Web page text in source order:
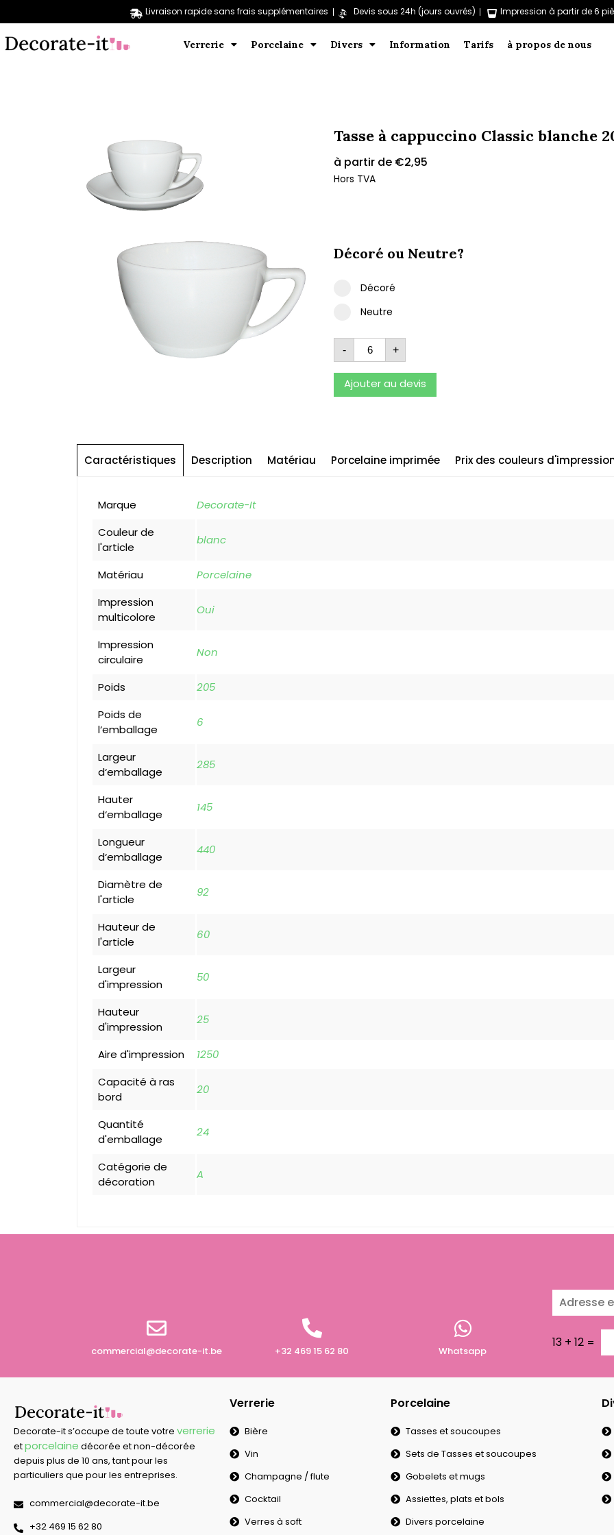
Livraison rapide sans frais supplémentaires Devis sous 24h (jours ouvrés) Impression à partir de 6
Verrerie Porcelaine Divers Information Tarifs à propos de nous
Tasse à cappuccino Classic blanche
à partir de €2,95
Hors TVA
Décoré ou Neutre?
Décoré
Neutre
- +
Ajouter au devis
Caractéristiques Description Matériau Porcelaine imprimée Prix des couleurs
Marque
Decorate-It
Couleur de
l'article
blanc
Matériau
Porcelaine
Impression
multicolore
Oui
Impression
circulaire
Non
Poids
205
Poids de
l‘emballage
6
Largeur
d‘emballage
285
Hauter
d‘emballage
145
Longueur
d‘emballage
440
Diamètre de
l'article
92
Hauteur de
l'article
60
Largeur
d'impression
50
Hauteur
d'impression
25
Aire d'impression
1250
Capacité à ras
bord
20
Quantité
d'emballage
24
Catégorie de
décoration
A
commercial@decorate-it.be +32 469 15 62 80 Whatsapp
13 + 12 =
Decorate-it s’occupe de toute votre verrerie
etporcelaine décorée et non-décorée
depuis plus de 10 ans, tant pour les
particuliers que pour les entreprises.
commercial@decorate-it.be
‭+32 469 15 62 80‬
Verrerie
Bière
Vin
Champagne / flute
Cocktail
Verres à soft
Porcelaine
Tasses et soucoupes
Sets de Tasses et soucoupes
Gobelets et mugs
Assiettes, plats et bols
Divers porcelaine